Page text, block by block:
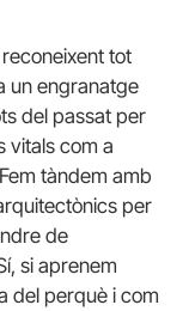
tot
un engranatge
del passat per
vitals com a
tàndem amb
per
de
si aprenem
del perquè i com